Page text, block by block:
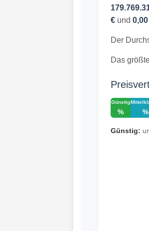
€ und
Der
Das
Günstig
% %
Günstig: